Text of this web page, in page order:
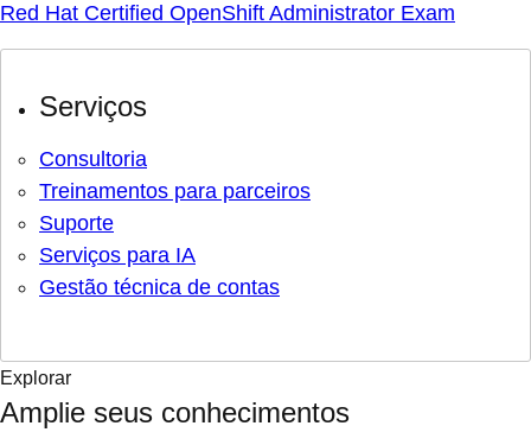
Red Hat Certified OpenShift Administrator Exam
Serviços
Consultoria
Treinamentos para parceiros
Suporte
Serviços para IA
Gestão técnica de contas
Explorar
Amplie seus conhecimentos